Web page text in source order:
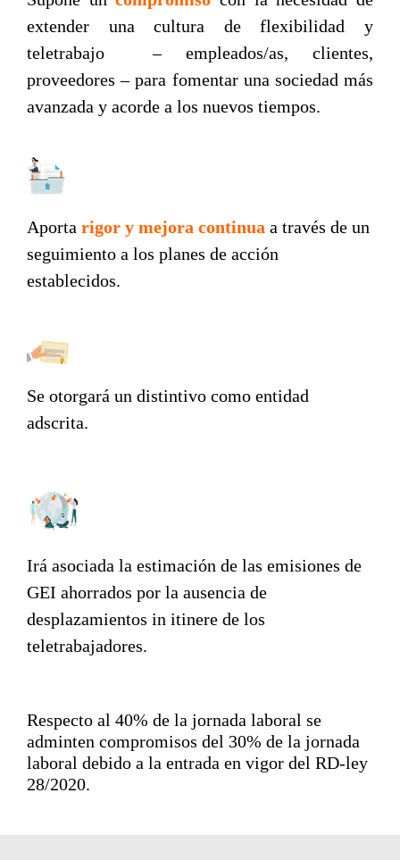
extender una cultura de flexibilidad y
teletrabajo – empleados/as, clientes,
proveedores – para fomentar una sociedad más
avanzada y acorde a los nuevos tiempos.
Aporta rigor y mejora continua a través de un
seguimiento a los planes de acción
establecidos.
Se otorgará un distintivo como entidad
adscrita.
Irá asociada la estimación de las emisiones de
GEI ahorrados por la ausencia de
desplazamientos in itinere de los
teletrabajadores.
Respecto al 40% de la jornada laboral se
adminten compromisos del 30% de la jornada
laboral debido a la entrada en vigor del RD-ley
28/2020.